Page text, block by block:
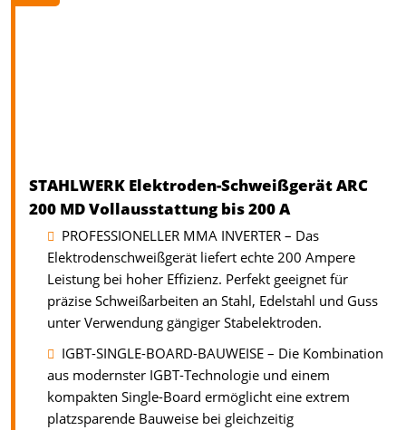
STAHLWERK Elektroden-Schweißgerät ARC
200 MD Vollausstattung bis 200 A
PROFESSIONELLER MMA INVERTER – Das
Elektrodenschweißgerät liefert echte 200 Ampere
Leistung bei hoher Effizienz. Perfekt geeignet für
präzise Schweißarbeiten an Stahl, Edelstahl und Guss
unter Verwendung gängiger Stabelektroden.
IGBT-SINGLE-BOARD-BAUWEISE – Die Kombination
aus modernster IGBT-Technologie und einem
kompakten Single-Board ermöglicht eine extrem
platzsparende Bauweise bei gleichzeitig